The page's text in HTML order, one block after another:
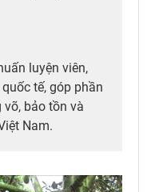
luyện viên,
tế, góp phần
bảo tồn và
Nam.